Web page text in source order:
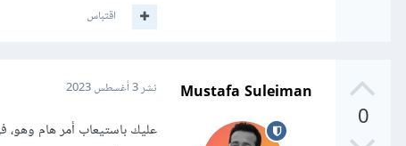
اقتباس
0
Mustafa Suleiman نشر3 أغسطس 2023